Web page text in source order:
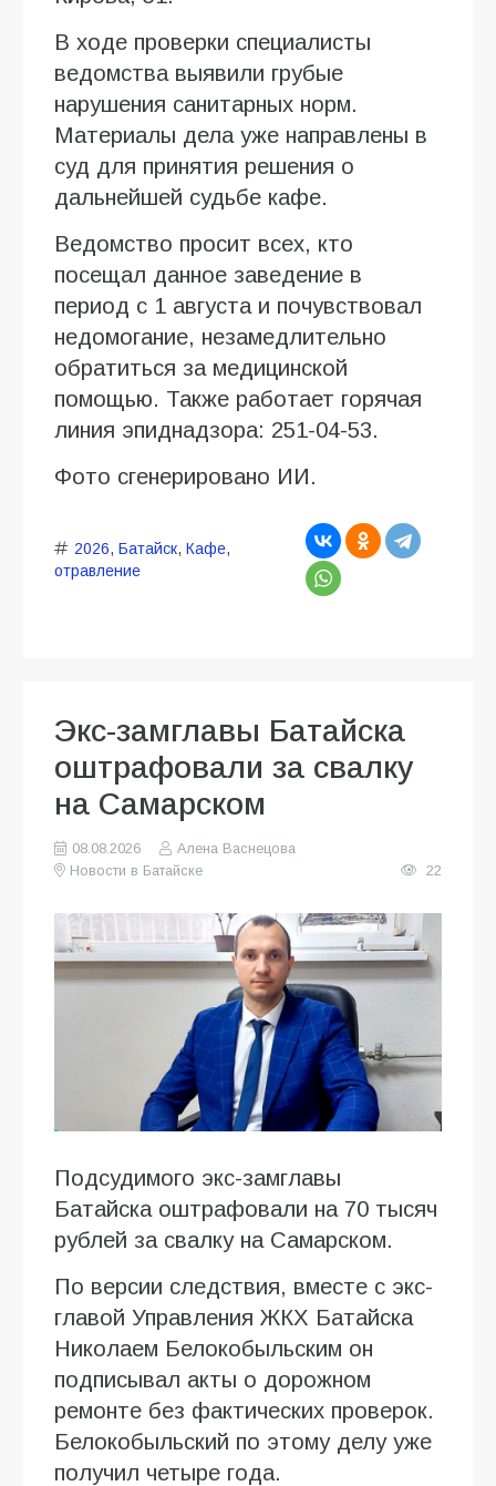
В ходе проверки специалисты
ведомства выявили грубые
нарушения санитарных норм.
Материалы дела уже направлены в
суд для принятия решения о
дальнейшей судьбе кафе.
Ведомство просит всех, кто
посещал данное заведение в
период с 1 августа и почувствовал
недомогание, незамедлительно
обратиться за медицинской
помощью. Также работает горячая
линия эпиднадзора: 251-04-53.
Фото сгенерировано ИИ.
2026, Батайск, Кафе,
отравление
Экс-замглавы Батайска
оштрафовали за свалку
на Самарском
08.08.2026
Алена Васнецова
Новости в Батайске
22
Подсудимого экс-замглавы
Батайска оштрафовали на 70 тысяч
рублей за свалку на Самарском.
По версии следствия, вместе с экс-
главой Управления ЖКХ Батайска
Николаем Белокобыльским он
подписывал акты о дорожном
ремонте без фактических проверок.
Белокобыльский по этому делу уже
получил четыре года.